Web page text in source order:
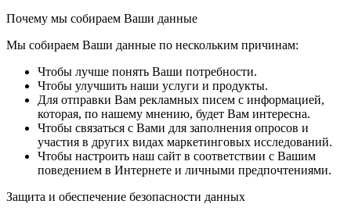
Почему мы собираем Ваши данные
Мы собираем Ваши данные по нескольким причинам:
Чтобы лучше понять Ваши потребности.
Чтобы улучшить наши услуги и продукты.
Для отправки Вам рекламных писем с информацией,
которая, по нашему мнению, будет Вам интересна.
Чтобы связаться с Вами для заполнения опросов и
участия в других видах маркетинговых исследований.
Чтобы настроить наш сайт в соответствии с Вашим
поведением в Интернете и личными предпочтениями.
Защита и обеспечение безопасности данных